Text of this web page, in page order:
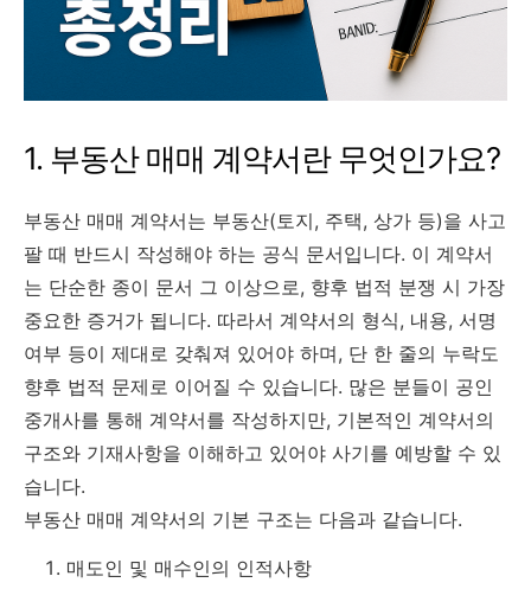
1. 부동산 매매 계약서란 무엇인가요?
부동산 매매 계약서는 부동산(토지, 주택, 상가 등)을 사고
팔 때 반드시 작성해야 하는 공식 문서입니다. 이 계약서
는 단순한 종이 문서 그 이상으로, 향후 법적 분쟁 시 가장
중요한 증거가 됩니다. 따라서 계약서의 형식, 내용, 서명
여부 등이 제대로 갖춰져 있어야 하며, 단 한 줄의 누락도
향후 법적 문제로 이어질 수 있습니다. 많은 분들이 공인
중개사를 통해 계약서를 작성하지만, 기본적인 계약서의
구조와 기재사항을 이해하고 있어야 사기를 예방할 수 있
습니다.
부동산 매매 계약서의 기본 구조는 다음과 같습니다.
매도인 및 매수인의 인적사항